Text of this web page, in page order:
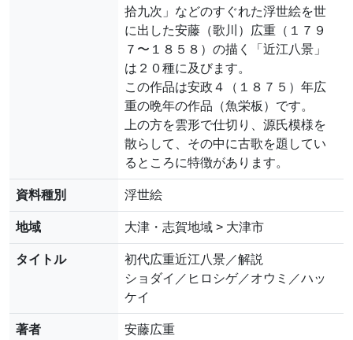
拾九次」などのすぐれた浮世絵を世
に出した安藤（歌川）広重（１７９
７〜１８５８）の描く「近江八景」
は２０種に及びます。
この作品は安政４（１８７５）年広
重の晩年の作品（魚栄板）です。
上の方を雲形で仕切り、源氏模様を
散らして、その中に古歌を題してい
るところに特徴があります。
資料種別 浮世絵
地域 大津・志賀地域 > 大津市
タイトル
初代広重近江八景／解説
ショダイ／ヒロシゲ／オウミ／ハッ
ケイ
著者
安藤広重